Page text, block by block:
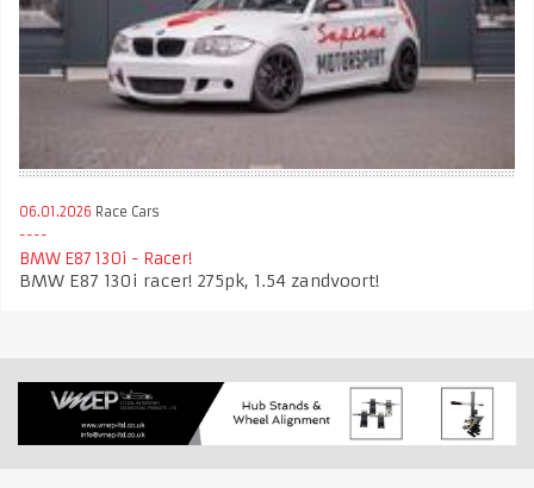
06.01.2026 Race Cars
BMW E87 130i - Racer!
BMW E87 130i racer! 275pk, 1.54 zandvoort!